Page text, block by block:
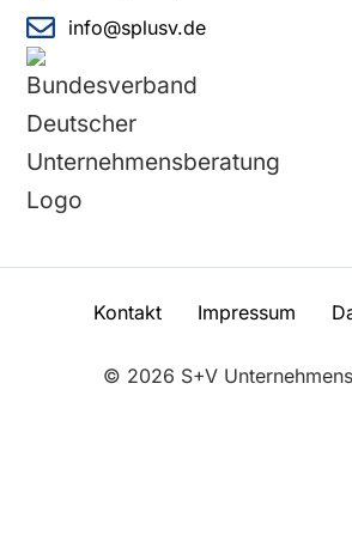
info@splusv.de
© 2026 S+V
Kontakt Impressum